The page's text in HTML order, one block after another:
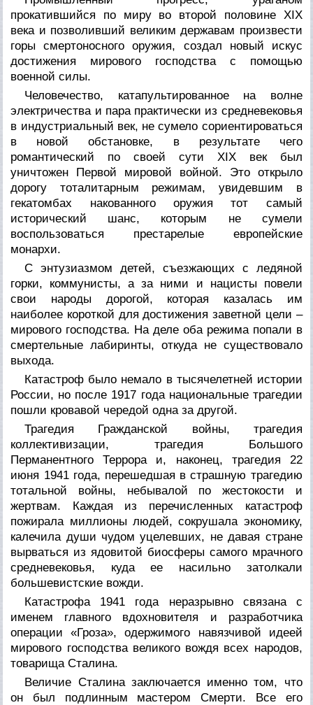
прокатившийся по миру во второй половине XIX
века и позволивший великим державам произвести
горы смертоносного оружия, создал новый искус
достижения мирового господства с помощью
военной силы.
Человечество, катапультированное на волне
электричества и пара практически из средневековья
в индустриальный век, не сумело сориентироваться
в новой обстановке, в результате чего
романтический по своей сути XIX век был
уничтожен Первой мировой войной. Это открыло
дорогу тоталитарным режимам, увидевшим в
гекатомбах накованного оружия тот самый
исторический шанс, которым не сумели
воспользоваться престарелые европейские
монархи.
С энтузиазмом детей, съезжающих с ледяной
горки, коммунисты, а за ними и нацисты повели
свои народы дорогой, которая казалась им
наиболее короткой для достижения заветной цели –
мирового господства. На деле оба режима попали в
смертельные лабиринты, откуда не существовало
выхода.
Катастроф было немало в тысячелетней истории
России, но после 1917 года национальные трагедии
пошли кровавой чередой одна за другой.
Трагедия Гражданской войны, трагедия
коллективизации, трагедия Большого
Перманентного Террора и, наконец, трагедия 22
июня 1941 года, перешедшая в страшную трагедию
тотальной войны, небывалой по жестокости и
жертвам. Каждая из перечисленных катастроф
пожирала миллионы людей, сокрушала экономику,
калечила души чудом уцелевших, не давая стране
вырваться из ядовитой биосферы самого мрачного
средневековья, куда ее насильно затолкали
большевистские вожди.
Катастрофа 1941 года неразрывно связана с
именем главного вдохновителя и разработчика
операции «Гроза», одержимого навязчивой идеей
мирового господства великого вождя всех народов,
товарища Сталина.
Величие Сталина заключается именно том, что
он был подлинным мастером Смерти. Все его